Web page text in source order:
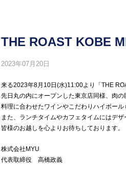
THE ROAST KOBE
2023年07月20日
来る2023年8月10日(水)11:00より「THE
先日丸の内にオープンした東京店同様、肉
料理に合わせたワインやこだわりハイボー
また、ランチタイムやカフェタイムにはデ
皆様のお越しを心よりお待ちしております。
株式会社MYU
代表取締役 高橋政義